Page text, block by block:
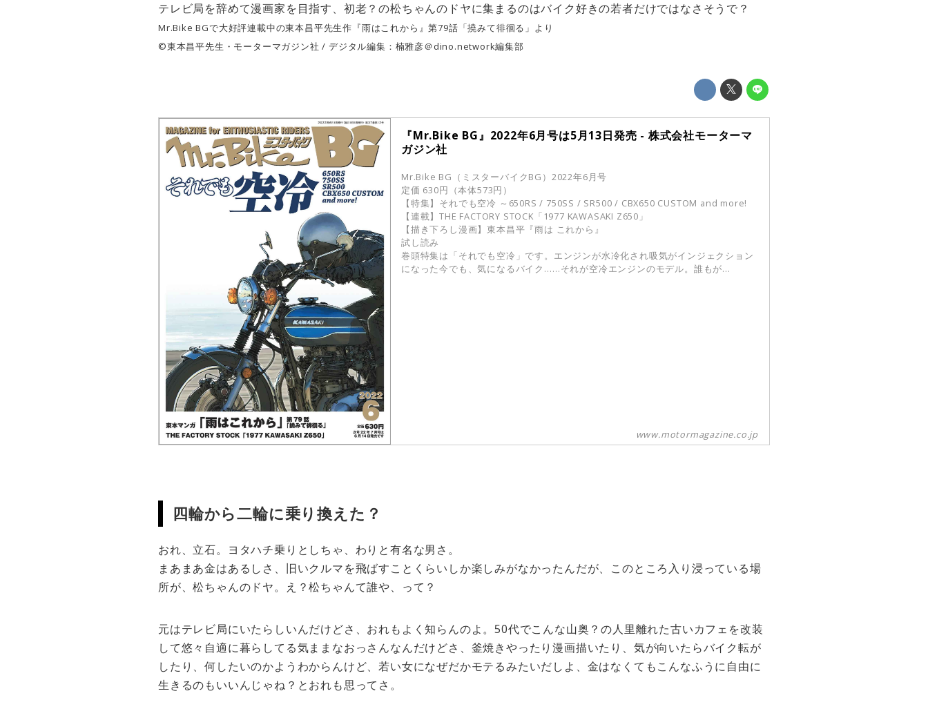
テレビ局を辞めて漫画家を目指す、初老？の松ちゃんのドヤに集まるのはバイク好きの若者だけではなさそうで？
Mr.Bike BGで大好評連載中の東本昌平先生作『雨はこれから』第79話「撓みて徘徊る」より
©東本昌平先生・モーターマガジン社 / デジタル編集：楠雅彦＠dino.network編集部
『Mr.Bike BG』2022年6月号は5月13日発売 - 株式会社モーターマ
ガジン社
Mr.Bike BG（ミスターバイクBG）2022年6月号
定価 630円（本体573円）
【特集】それでも空冷 ～650RS / 750SS / SR500 / CBX650 CUSTOM and more!
【連載】THE FACTORY STOCK「1977 KAWASAKI Z650」
【描き下ろし漫画】東本昌平『雨は これから』
試し読み
巻頭特集は「それでも空冷」です。エンジンが水冷化され吸気がインジェクション
になった今でも、気になるバイク……それが空冷エンジンのモデル。誰もが...
www.motormagazine.co.jp
四輪から二輪に乗り換えた？
おれ、立石。ヨタハチ乗りとしちゃ、わりと有名な男さ。
まあまあ金はあるしさ、旧いクルマを飛ばすことくらいしか楽しみがなかったんだが、このところ入り浸っている場
所が、松ちゃんのドヤ。え？松ちゃんて誰や、って？
元はテレビ局にいたらしいんだけどさ、おれもよく知らんのよ。50代でこんな山奥？の人里離れた古いカフェを改装
して悠々自適に暮らしてる気ままなおっさんなんだけどさ、釜焼きやったり漫画描いたり、気が向いたらバイク転が
したり、何したいのかようわからんけど、若い女になぜだかモテるみたいだしよ、金はなくてもこんなふうに自由に
生きるのもいいんじゃね？とおれも思ってさ。